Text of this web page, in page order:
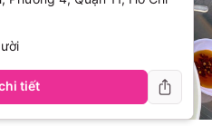
tiết